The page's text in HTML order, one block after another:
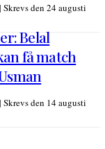
| Skrevs den 24 augusti
Belal
få match
| Skrevs den 14 augusti